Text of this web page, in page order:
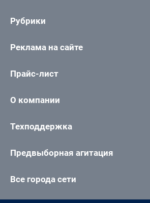
Рубрики
Реклама на сайте
Прайс-лист
О компании
Техподдержка
Предвыборная агитация
Все города сети